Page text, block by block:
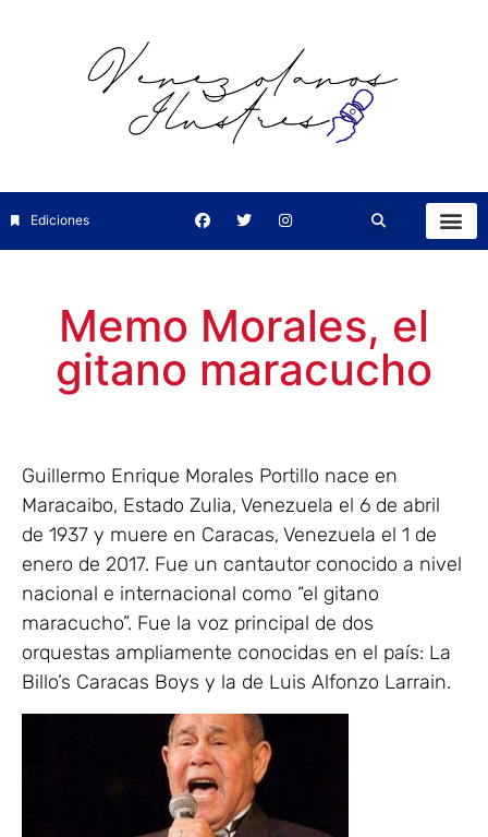
Ediciones
Memo Morales, el
gitano maracucho
Guillermo Enrique Morales Portillo nace en
Maracaibo, Estado Zulia, Venezuela el 6 de abril
de 1937 y muere en Caracas, Venezuela el 1 de
enero de 2017. Fue un cantautor conocido a nivel
nacional e internacional como “el gitano
maracucho”. Fue la voz principal de dos
orquestas ampliamente conocidas en el país: La
Billo’s Caracas Boys y la de Luis Alfonzo Larrain.